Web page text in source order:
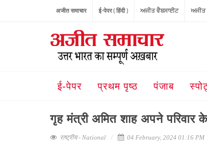
अजीत समाचार ई-पेपर ( हिंदी ) ਅਜੀਤ ਵੈਬਸਾਈਟ ਅਜੀਤ
ई-पेपर प्रथम पृष्ठ पंजाब
गृह मंत्री अमित शाह अपने परिवार
राष्ट्रीय - National 04 February, 2024 01:16 PM